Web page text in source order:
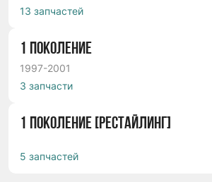
13 запчастей
1 ПОКОЛЕНИЕ
1997-2001
3 запчасти
1 ПОКОЛЕНИЕ [РЕСТАЙЛИНГ]
5 запчастей